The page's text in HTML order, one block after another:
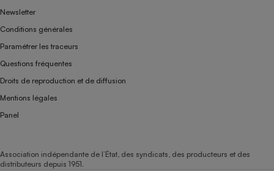
Newsletter
Conditions générales
Paramétrer les traceurs
Questions fréquentes
Droits de reproduction et de diffusion
Mentions légales
Panel
Association indépendante de l’État, des syndicats, des producteurs et des
distributeurs depuis 1951.